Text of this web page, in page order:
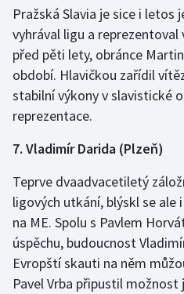
Stolní tenis
Triatlon
Veslování
Vodní slalom
Ostatní
Pražská Slavia je sice i
vyhrával ligu a reprezentoval
před pěti lety, obránce
období. Hlavičkou zařídil
stabilní výkony v slavistické
reprezentace.
7. Vladimír Darida (Plzeň)
Teprve dvaadvacetiletý
ligových utkání, blýskl se ale
na ME. Spolu s Pavlem
úspěchu, budoucnost
Evropští skauti na něm
Pavel Vrba připustil možnost